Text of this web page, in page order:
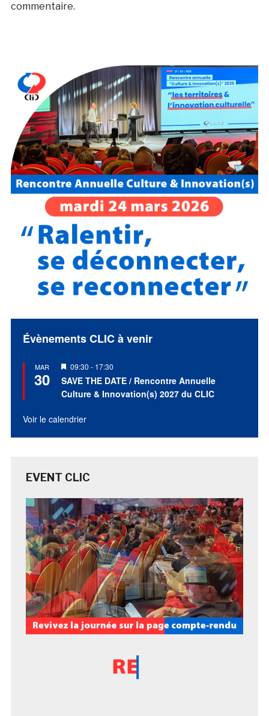
commentaire.
Évènements CLIC à venir
MAR
30
Mis
en
avant
09:30 - 17:30
SAVE THE DATE / Rencontre Annuelle
Culture & Innovation(s) 2027 du CLIC
Voir le calendrier
EVENT CLIC